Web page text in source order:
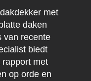
met
daken
van recente
biedt
met
op orde en